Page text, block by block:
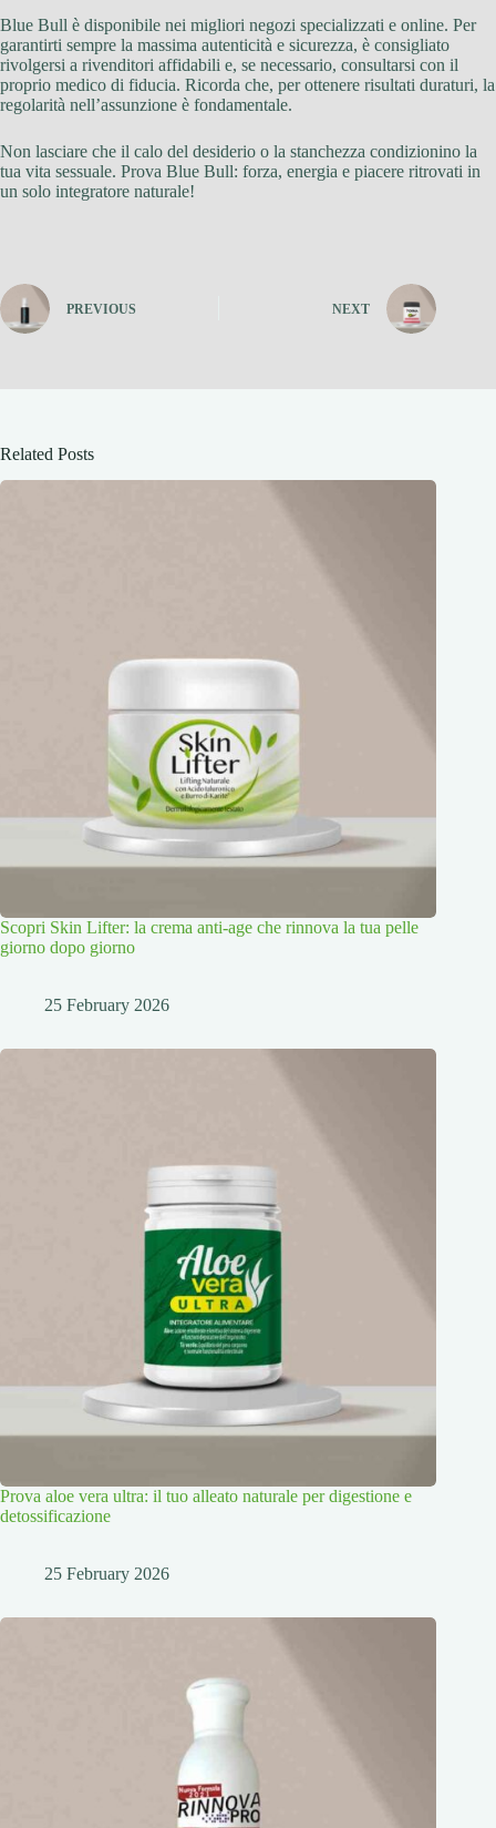
Blue Bull è disponibile nei migliori negozi specializzati e online. Per
garantirti sempre la massima autenticità e sicurezza, è consigliato
rivolgersi a rivenditori affidabili e, se necessario, consultarsi con il
proprio medico di fiducia. Ricorda che, per ottenere risultati duraturi, la
regolarità nell’assunzione è fondamentale.
Non lasciare che il calo del desiderio o la stanchezza condizionino la
tua vita sessuale. Prova Blue Bull: forza, energia e piacere ritrovati in
un solo integratore naturale!
PREVIOUS NEXT
Related Posts
Scopri Skin Lifter: la crema anti-age che rinnova la tua pelle
giorno dopo giorno
25 February 2026
Prova aloe vera ultra: il tuo alleato naturale per digestione e
detossificazione
25 February 2026